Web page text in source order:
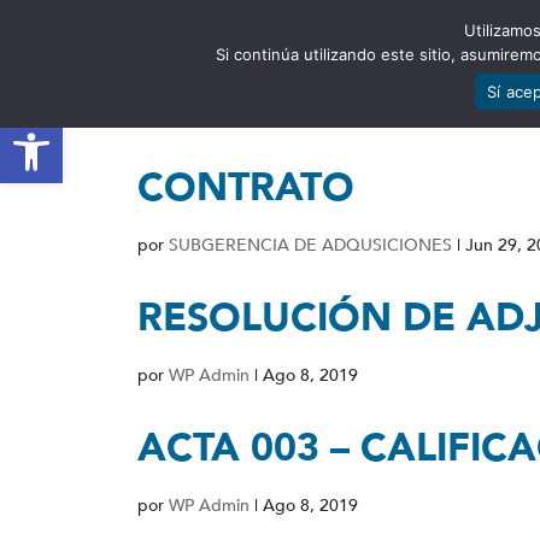
Abrir barra de herramientas
CONTRATO
por SUBGERENCIA DE ADQUSICIONES | Jun 29,
RESOLUCIÓN DE
por WP Admin | Ago 8, 2019
ACTA 003 –
por WP Admin | Ago 8, 2019
Si continúa utilizando este sitio,
Sí